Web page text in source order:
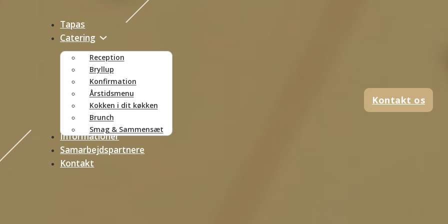
Tapas
Catering
Reception
Bryllup
Konfirmation
Årstidsmenu
Kokken i dit køkken
Brunch
Smag & Sammensæt
Informationer
Samarbejdspartnere
Kontakt
Kontakt os